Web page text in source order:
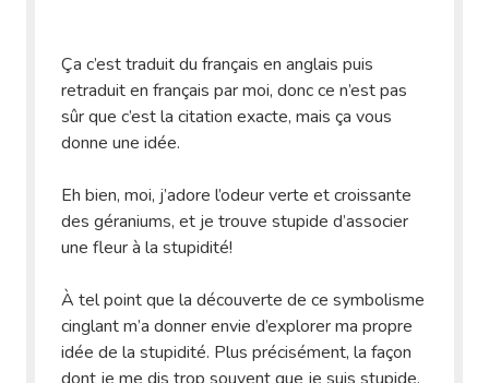
Ça c’est traduit du français en anglais puis
retraduit en français par moi, donc ce n’est pas
sûr que c’est la citation exacte, mais ça vous
donne une idée.
Eh bien, moi, j’adore l’odeur verte et croissante
des géraniums, et je trouve stupide d’associer
une fleur à la stupidité!
À tel point que la découverte de ce symbolisme
cinglant m’a donner envie d’explorer ma propre
idée de la stupidité. Plus précisément, la façon
dont je me dis trop souvent que je suis stupide.